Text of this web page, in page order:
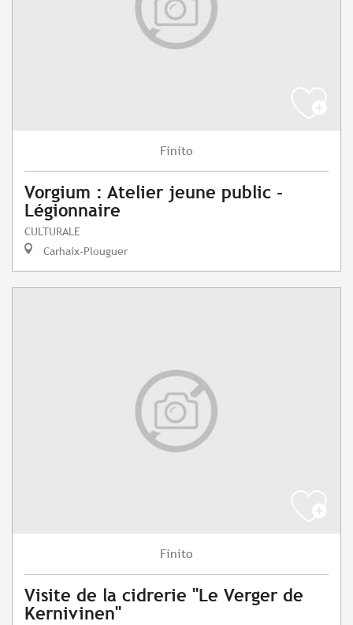
Finito
Vorgium : Atelier jeune public -
Légionnaire
CULTURALE
Carhaix-Plouguer
Finito
Visite de la cidrerie "Le Verger de
Kernivinen"